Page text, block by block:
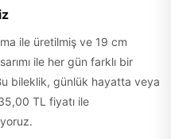
ile üretilmiş ve 19 cm
ile her gün farklı bir
bileklik, günlük hayatta veya
TL fiyatı ile